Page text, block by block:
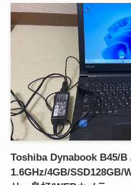
Toshiba Dynabook B45/B
1.6GHz/4GB/SSD128GB/